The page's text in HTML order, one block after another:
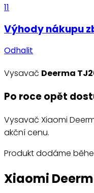
11
Výhody nákupu
Odhalit
Vysavač Deerma
Po roce opět
Vysavač Xiaomi
akční cenu.
Produkt dodáme
Xiaomi